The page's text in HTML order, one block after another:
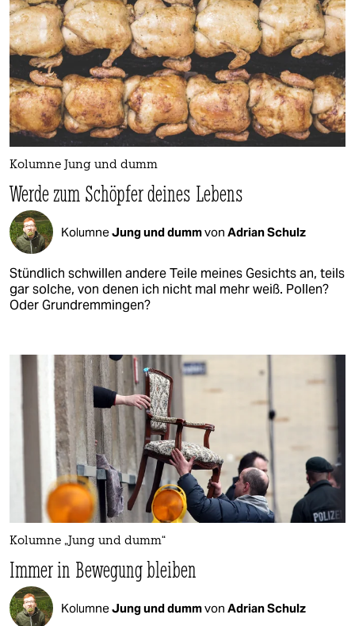
Kolumne Jung und dumm
Werde zum Schöpfer deines Lebens
KolumneJung und dummvon Adrian Schulz
Stündlich schwillen andere Teile meines Gesichts an, teils
gar solche, von denen ich nicht mal mehr weiß. Pollen?
Oder Grundremmingen?
Kolumne „Jung und dumm“
Immer in Bewegung bleiben
KolumneJung und dummvon Adrian Schulz